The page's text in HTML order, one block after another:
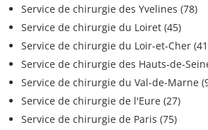
Service de chirurgie des Yvelines (78)
Service de chirurgie du Loiret (45)
Service de chirurgie du Loir-et-Cher
Service de chirurgie des Hauts-de-
Service de chirurgie du Val-de-Marne
Service de chirurgie de l'Eure (27)
Service de chirurgie de Paris (75)